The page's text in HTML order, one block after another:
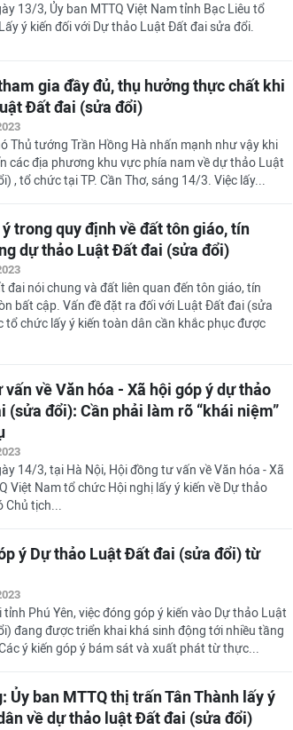
13/3, Ủy ban MTTQ Việt Nam tỉnh Bạc Liêu tổ
ý kiến đối với Dự thảo Luật Đất đai sửa đổi.
gia đầy đủ, thụ hưởng thực chất khi
Đất đai (sửa đổi)
Thủ tướng Trần Hồng Hà nhấn mạnh như vậy khi
các địa phương khu vực phía nam về dự thảo Luật
, tổ chức tại TP. Cần Thơ, sáng 14/3. Việc lấy...
trong quy định về đất tôn giáo, tín
dự thảo Luật Đất đai (sửa đổi)
đai nói chung và đất liên quan đến tôn giáo, tín
bất cập. Vấn đề đặt ra đối với Luật Đất đai (sửa
tổ chức lấy ý kiến toàn dân cần khắc phục được
vấn về Văn hóa - Xã hội góp ý dự thảo
(sửa đổi): Cần phải làm rõ “khái niệm”
14/3, tại Hà Nội, Hội đồng tư vấn về Văn hóa - Xã
Việt Nam tổ chức Hội nghị lấy ý kiến về Dự thảo
tịch...
ý Dự thảo Luật Đất đai (sửa đổi) từ
tỉnh Phú Yên, việc đóng góp ý kiến vào Dự thảo Luật
đang được triển khai khá sinh động tới nhiều tầng
ý kiến góp ý bám sát và xuất phát từ thực...
Ủy ban MTTQ thị trấn Tân Thành lấy ý
về dự thảo luật Đất đai (sửa đổi)